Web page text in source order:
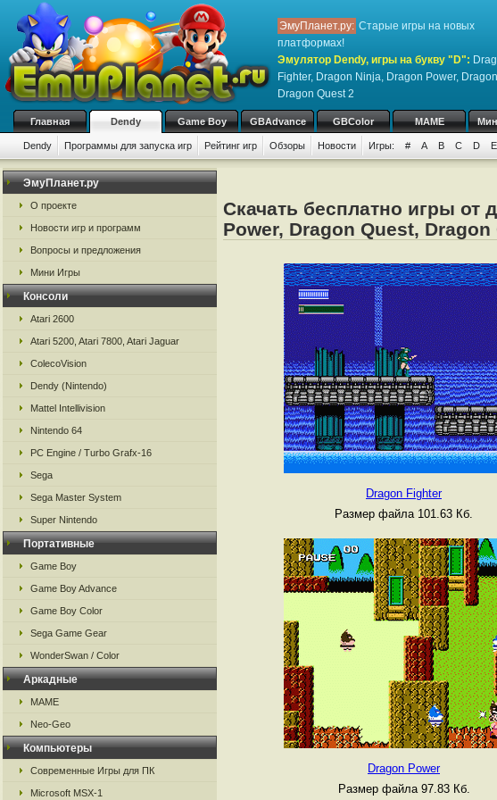
ЭмуПланет.ру: Старые игры на новых
платформах!
Эмулятор Dendy, игры на букву "D":
Fighter, Dragon Ninja, Dragon Power,
Dragon Quest 2
Главная Dendy Game Boy GBAdvance GBColor MAME
Dendy Программы для запуска игр Рейтинг игр Обзоры Новости Игры: # A B C D E
ЭмуПланет.ру
О проекте
Новости игр и программ
Вопросы и предложения
Мини Игры
Консоли
Atari 2600
Atari 5200, Atari 7800, Atari Jaguar
ColecoVision
Dendy (Nintendo)
Mattel Intellivision
Nintendo 64
PC Engine / Turbo Grafx-16
Sega
Sega Master System
Super Nintendo
Портативные
Game Boy
Game Boy Advance
Game Boy Color
Sega Game Gear
WonderSwan / Color
Аркадные
MAME
Neo-Geo
Компьютеры
Современные Игры для ПК
Microsoft MSX-1
Скачать бесплатно игры от
Power, Dragon Quest, Dragon
Dragon Fighter
Размер файла 101.63 Кб.
Dragon Power
Размер файла 97.83 Кб.